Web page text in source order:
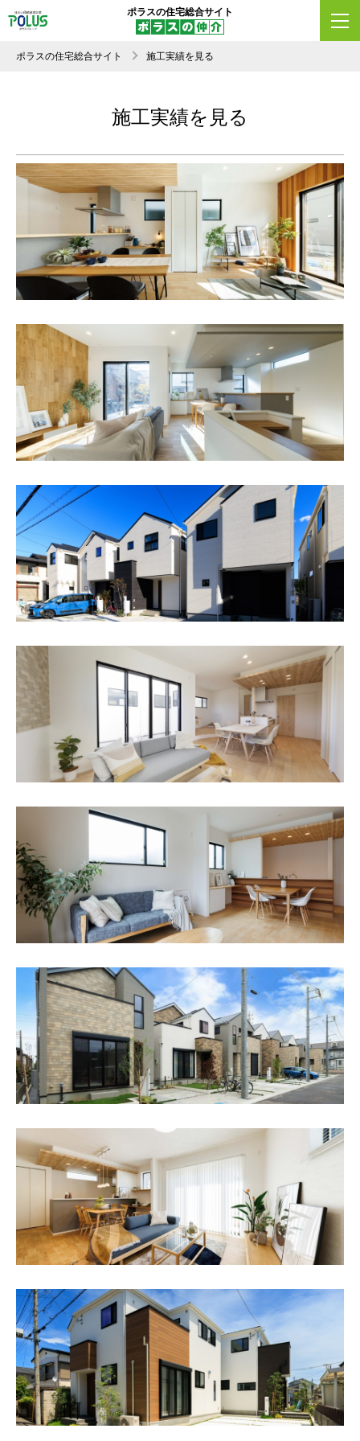
ポラスの住宅総合サイト
ポラスの住宅総合サイト 施工実績を見る
施工実績を見る